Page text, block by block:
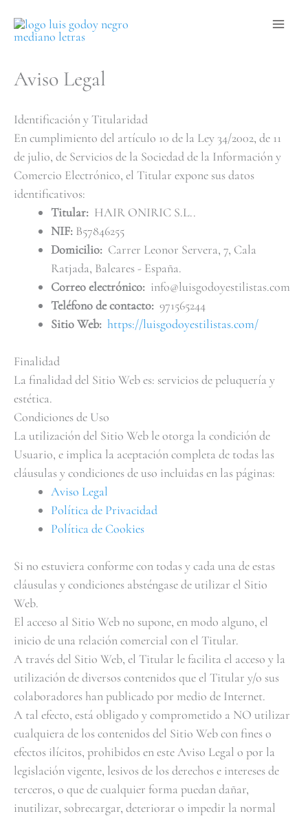
contenido
Aviso Legal
Identificación y Titularidad
En cumplimiento del artículo 10 de la Ley 34/2002, de 11
de julio, de Servicios de la Sociedad de la Información y
Comercio Electrónico, el Titular expone sus datos
identificativos:
Titular: HAIR ONIRIC S.L..
NIF: B57846255
Domicilio: Carrer Leonor Servera, 7, Cala
Ratjada, Baleares - España.
Correo electrónico: info@luisgodoyestilistas.com
Teléfono de contacto: 971565244
Sitio Web: https://luisgodoyestilistas.com/
Finalidad
La finalidad del Sitio Web es: servicios de peluquería y
estética.
Condiciones de Uso
La utilización del Sitio Web le otorga la condición de
Usuario, e implica la aceptación completa de todas las
cláusulas y condiciones de uso incluidas en las páginas:
Aviso Legal
Política de Privacidad
Política de Cookies
Si no estuviera conforme con todas y cada una de estas
cláusulas y condiciones absténgase de utilizar el Sitio
Web.
El acceso al Sitio Web no supone, en modo alguno, el
inicio de una relación comercial con el Titular.
A través del Sitio Web, el Titular le facilita el acceso y la
utilización de diversos contenidos que el Titular y/o sus
colaboradores han publicado por medio de Internet.
A tal efecto, está obligado y comprometido a NO utilizar
cualquiera de los contenidos del Sitio Web con fines o
efectos ilícitos, prohibidos en este Aviso Legal o por la
legislación vigente, lesivos de los derechos e intereses de
terceros, o que de cualquier forma puedan dañar,
inutilizar, sobrecargar, deteriorar o impedir la normal